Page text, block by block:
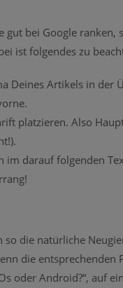
bei Google
ist folgendes zu
Deines Artikels in der
platzieren. Also
im darauf folgenden
die natürliche
die entsprechenden
oder Android?“, auf